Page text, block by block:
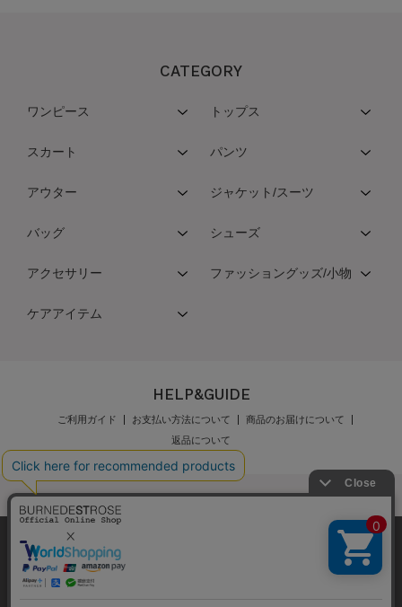
CATEGORY
ワンピース トップス
スカート パンツ
アウター ジャケット/スーツ
バッグ シューズ
アクセサリー ファッショングッズ/小物
ケアアイテム
HELP&GUIDE
ご利用ガイド お支払い方法について
商品のお届けについて
返品について
メンバーズポイントプログラム規約
特定商取引法に基づく表示
個人情報保護指針
弊社はCookieを利用し、Webの利便性向上に努め
ております。「承諾する」をクリックしていただ
くと、お客様に最適な内容を提供することが可能
承諾する